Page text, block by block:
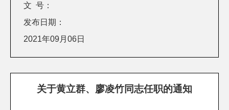
文 号：
发布日期：
2021年09月06日
关于黄立群、廖凌竹同志任职的通知